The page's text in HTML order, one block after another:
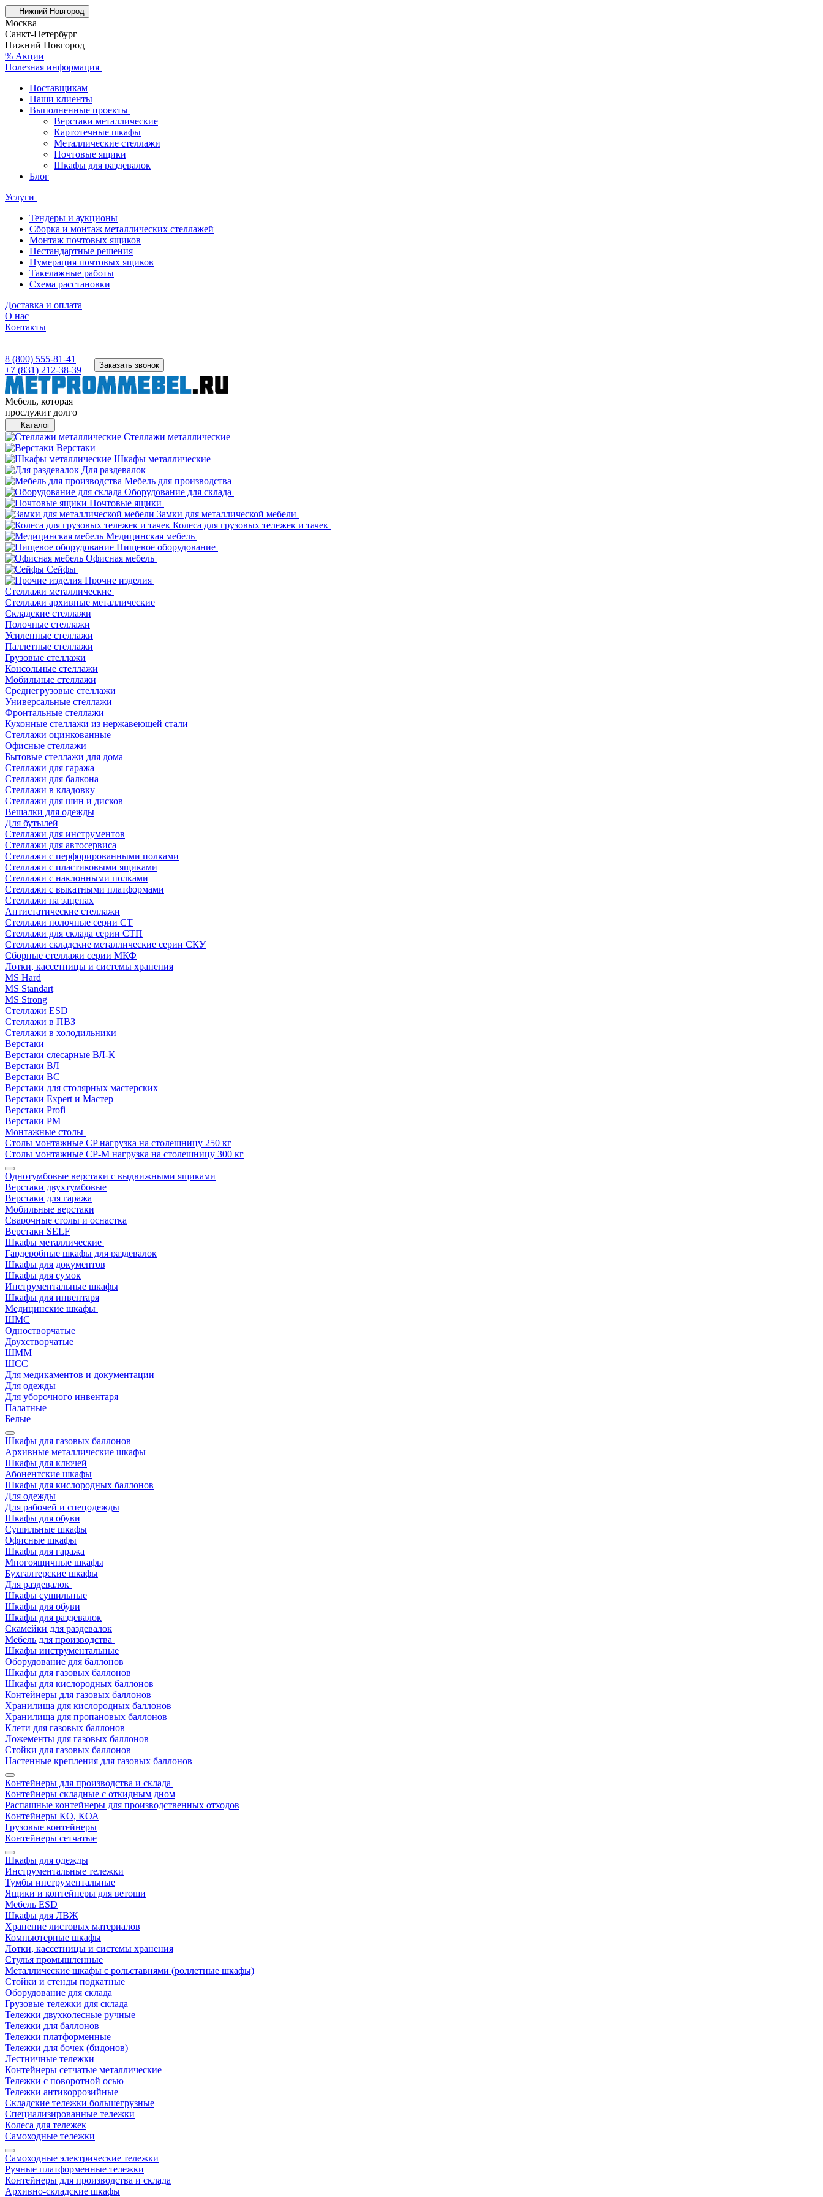
Нижний Новгород
Москва
Санкт-Петербург
Нижний Новгород
% Акции
Полезная информация
Поставщикам
Наши клиенты
Выполненные проекты
Верстаки металлические
Картотечные шкафы
Металлические стеллажи
Почтовые ящики
Шкафы для раздевалок
Блог
Услуги
Тендеры и аукционы
Сборка и монтаж металлических стеллажей
Монтаж почтовых ящиков
Нестандартные решения
Нумерация почтовых ящиков
Такелажные работы
Схема расстановки
Доставка и оплата
О нас
Контакты
8 (800) 555-81-41
+7 (831) 212-38-39
Заказать звонок
Мебель, которая
прослужит долго
Каталог
Стеллажи металлические
Верстаки
Шкафы металлические
Для раздевалок
Мебель для производства
Оборудование для склада
Почтовые ящики
Замки для металлической мебели
Колеса для грузовых тележек и тачек
Медицинская мебель
Пищевое оборудование
Офисная мебель
Сейфы
Прочие изделия
Стеллажи металлические
Cтеллажи архивные металлические
Складские стеллажи
Полочные стеллажи
Усиленные стеллажи
Паллетные стеллажи
Грузовые стеллажи
Консольные стеллажи
Мобильные стеллажи
Среднегрузовые стеллажи
Универсальные стеллажи
Фронтальные стеллажи
Кухонные стеллажи из нержавеющей стали
Стеллажи оцинкованные
Офисные стеллажи
Бытовые стеллажи для дома
Стеллажи для гаража
Стеллажи для балкона
Стеллажи в кладовку
Стеллажи для шин и дисков
Вешалки для одежды
Для бутылей
Стеллажи для инструментов
Стеллажи для автосервиса
Стеллажи с перфорированными полками
Стеллажи с пластиковыми ящиками
Стеллажи с наклонными полками
Стеллажи с выкатными платформами
Стеллажи на зацепах
Антистатические стеллажи
Стеллажи полочные серии СТ
Стеллажи для склада серии СТП
Стеллажи складские металлические серии СКУ
Сборные стеллажи серии МКФ
Лотки, кассетницы и системы хранения
MS Hard
MS Standart
MS Strong
Стеллажи ESD
Стеллажи в ПВЗ
Стеллажи в холодильники
Верстаки
Верстаки слесарные ВЛ-К
Верстаки ВЛ
Верстаки ВС
Верстаки для столярных мастерских
Верстаки Expert и Мастер
Верстаки Profi
Верстаки РМ
Монтажные столы
Столы монтажные СP нагрузка на столешницу 250 кг
Столы монтажные СР-М нагрузка на столешницу 300 кг
Однотумбовые верстаки с выдвижными ящиками
Верстаки двухтумбовые
Верстаки для гаража
Мобильные верстаки
Сварочные столы и оснастка
Верстаки SELF
Шкафы металлические
Гардеробные шкафы для раздевалок
Шкафы для документов
Шкафы для сумок
Инструментальные шкафы
Шкафы для инвентаря
Медицинские шкафы
ШМС
Одностворчатые
Двухстворчатые
ШММ
ШСС
Для медикаментов и документации
Для одежды
Для уборочного инвентаря
Палатные
Белые
Шкафы для газовых баллонов
Архивные металлические шкафы
Шкафы для ключей
Абонентские шкафы
Шкафы для кислородных баллонов
Для одежды
Для рабочей и спецодежды
Шкафы для обуви
Сушильные шкафы
Офисные шкафы
Шкафы для гаража
Многоящичные шкафы
Бухгалтерские шкафы
Для раздевалок
Шкафы сушильные
Шкафы для обуви
Шкафы для раздевалок
Скамейки для раздевалок
Мебель для производства
Шкафы инструментальные
Оборудование для баллонов
Шкафы для газовых баллонов
Шкафы для кислородных баллонов
Контейнеры для газовых баллонов
Хранилища для кислородных баллонов
Хранилища для пропановых баллонов
Клети для газовых баллонов
Ложементы для газовых баллонов
Стойки для газовых баллонов
Настенные крепления для газовых баллонов
Контейнеры для производства и склада
Контейнеры складные с откидным дном
Распашные контейнеры для производственных отходов
Контейнеры КО, КОА
Грузовые контейнеры
Контейнеры сетчатые
Шкафы для одежды
Инструментальные тележки
Тумбы инструментальные
Ящики и контейнеры для ветоши
Мебель ESD
Шкафы для ЛВЖ
Хранение листовых материалов
Компьютерные шкафы
Лотки, кассетницы и системы хранения
Стулья промышленные
Металлические шкафы с рольставнями (роллетные шкафы)
Стойки и стенды подкатные
Оборудование для склада
Грузовые тележки для склада
Тележки двухколесные ручные
Тележки для баллонов
Тележки платформенные
Тележки для бочек (бидонов)
Лестничные тележки
Контейнеры сетчатые металлические
Тележки с поворотной осью
Тележки антикоррозийные
Складские тележки большегрузные
Специализированные тележки
Колеса для тележек
Самоходные тележки
Самоходные электрические тележки
Ручные платформенные тележки
Контейнеры для производства и склада
Архивно-складские шкафы